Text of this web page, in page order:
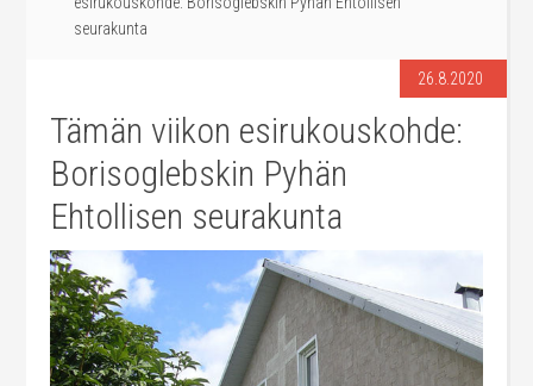
seurakunta
26.8.2020
Tämän viikon esirukouskohde:
Borisoglebskin Pyhän
Ehtollisen seurakunta